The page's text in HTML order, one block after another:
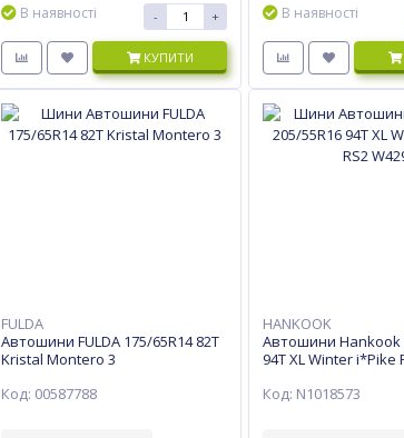
В наявності - +
КУПИТИ
В наявності
FULDA
Автошини FULDA 175/65R14 82T
Kristal Montero 3
Код: 00587788
HANKOOK
Автошини Hankook
94T XL Winter i*Pike
Код: N1018573